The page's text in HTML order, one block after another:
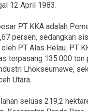
12 April 1983.
PT KKA adalah
persen, sedangkan
PT Alas Helau. PT
terpasang 135.000 ton
Lhokseumawe,
Utara.
seluas 219,2